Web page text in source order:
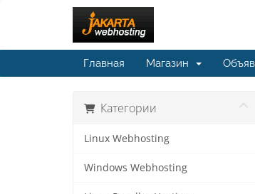
Главная Магазин
Категории
Linux Webhosting
Windows Webhosting